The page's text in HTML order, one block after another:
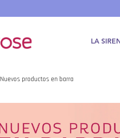
LA
Nuevos productos en barra